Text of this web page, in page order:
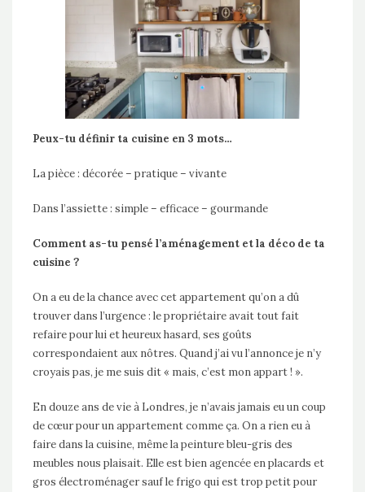
Peux-tu définir ta cuisine en 3 mots…
La pièce : décorée – pratique – vivante
Dans l’assiette : simple – efficace – gourmande
Comment as-tu pensé l’aménagement et la déco de ta
cuisine ?
On a eu de la chance avec cet appartement qu’on a dû
trouver dans l’urgence : le propriétaire avait tout fait
refaire pour lui et heureux hasard, ses goûts
correspondaient aux nôtres. Quand j’ai vu l’annonce je n’y
croyais pas, je me suis dit « mais, c’est mon appart ! ».
En douze ans de vie à Londres, je n’avais jamais eu un coup
de cœur pour un appartement comme ça. On a rien eu à
faire dans la cuisine, même la peinture bleu-gris des
meubles nous plaisait. Elle est bien agencée en placards et
gros électroménager sauf le frigo qui est trop petit pour